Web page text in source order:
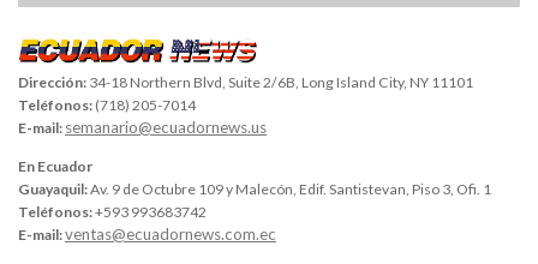
Dirección: 34-18 Northern Blvd, Suite 2/6B, Long Island City, NY 11101
Teléfonos: (718) 205-7014
E-mail: semanario@ecuadornews.us
En Ecuador
Guayaquil:Av. 9 de Octubre 109 y Malecón, Edif. Santistevan, Piso 3, Ofi. 1
Teléfonos:+593 993683742
E-mail:ventas@ecuadornews.com.ec